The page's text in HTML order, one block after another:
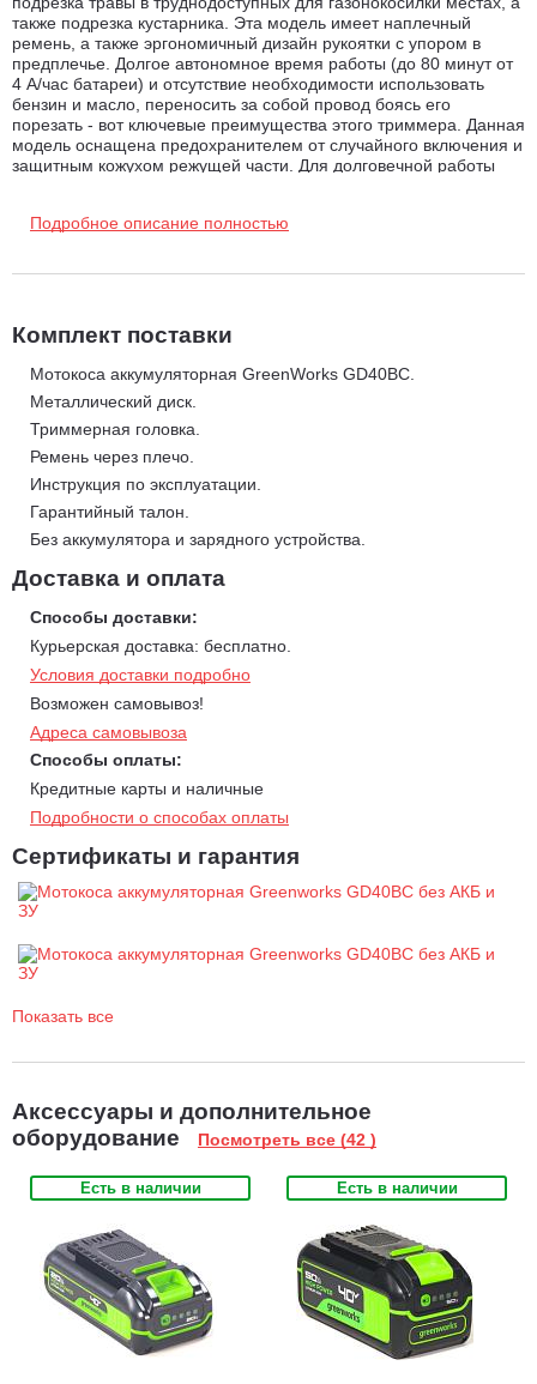
также подрезка кустарника. Эта модель имеет наплечный
ремень, а также эргономичный дизайн рукоятки с упором в
предплечье. Долгое автономное время работы (до 80 минут от
4 А/час батареи) и отсутствие необходимости использовать
бензин и масло, переносить за собой провод боясь его
порезать - вот ключевые преимущества этого триммера. Данная
модель оснащена предохранителем от случайного включения и
защитным кожухом режущей части. Для долговечной работы
работает от аккумуляторной батареи G-MAX 40V, которую
Бесщеточный (индукционный) двигатель DigiPro;
Прямой стальной вал;
Легкий вес устройства - 5,8 кг.;
Минимум времени для подготовки к работе, включение
нажатием одной кнопки;
Удобная рукоятка с упором в предплечье и наплечный
ремень;
Катушка с автоподачей лески диаметром 2 мм.;
Время автономной работы до 80 мин от 4 А/час батареи;
Защита двигателя от перегрузок;
Пильный диск в комплекте;
Работа от 40V аккумулятора совместимого с другими
Гарантия 2 года.
Подробное описание полностью
Комплект поставки
Мотокоса аккумуляторная GreenWorks GD40BC.
Металлический диск.
Триммерная головка.
Ремень через плечо.
Инструкция по эксплуатации.
Гарантийный талон.
Без аккумулятора и зарядного устройства.
Доставка и оплата
Способы доставки:
Курьерская доставка: бесплатно.
Условия доставки подробно
Возможен самовывоз!
Адреса самовывоза
Способы оплаты:
Кредитные карты и наличные
Подробности о способах оплаты
Сертификаты и гарантия
Показать все
Аксессуары и дополнительное
оборудование
Посмотреть все (42 )
Есть в наличии Есть в наличии